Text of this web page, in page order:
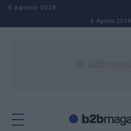
Salta al contenuto
6 Agosto 2026
6 Agosto 2026